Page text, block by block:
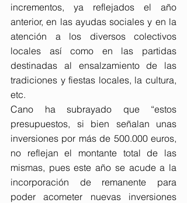
incrementos, ya reflejados el año
anterior, en las ayudas sociales y en la
atención a los diversos colectivos
locales así como en las partidas
destinadas al ensalzamiento de las
tradiciones y fiestas locales, la cultura,
etc.
Cano ha subrayado que “estos
presupuestos, si bien señalan unas
inversiones por más de 500.000 euros,
no reflejan el montante total de las
mismas, pues este año se acude a la
incorporación de remanente para
poder acometer nuevas inversiones